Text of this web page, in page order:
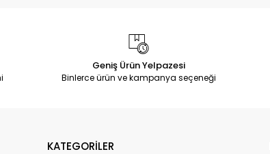
Geniş Ürün Yelpazesi
Binlerce ürün ve kampanya seçeneği
KATEGORİLER